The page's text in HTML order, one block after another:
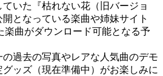
いた『枯れない花（旧バージョ
となっている楽曲や姉妹サイト
楽曲がダウンロード可能となる予
過去の写真やレアな人気曲のデモ
ッズ（現在準備中）がお楽しみに